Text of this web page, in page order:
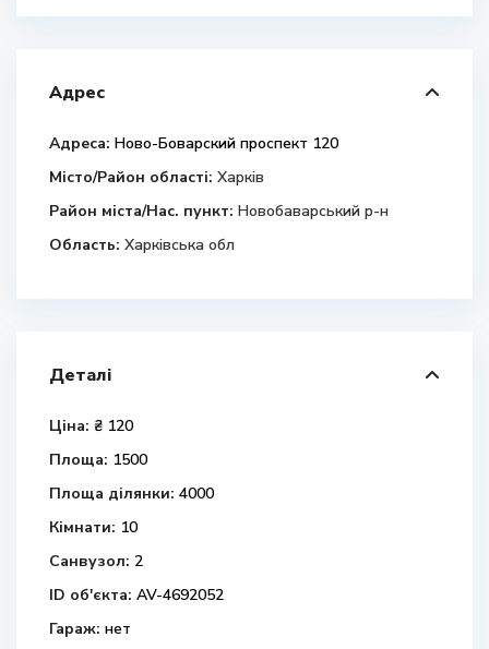
Адрес
Адреса: Ново-Боварский проспект 120
Місто/Район області: Харків
Район міста/Нас. пункт: Новобаварський р-н
Область: Харківська обл
Деталі
Ціна: ₴ 120
Площа: 1500
Площа ділянки: 4000
Кімнати: 10
Санвузол: 2
ID об'єкта: AV-4692052
Гараж: нет